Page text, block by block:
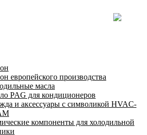
европейского производства
масла
PAG для кондиционеров
и аксессуары с символикой HVAC-
компоненты для холодильной